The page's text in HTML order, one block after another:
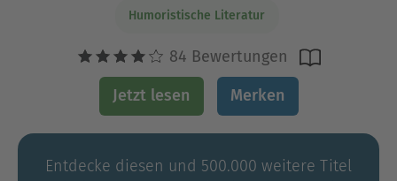
Humoristische Literatur
84 Bewertungen
Jetzt lesen Merken
Entdecke diesen und 500.000 weitere Titel